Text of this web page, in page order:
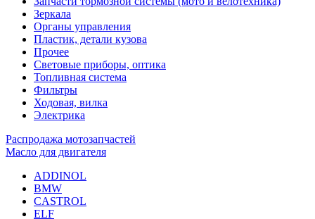
Зеркала
Органы управления
Пластик, детали кузова
Прочее
Световые приборы, оптика
Топливная система
Фильтры
Ходовая, вилка
Электрика
Распродажа мотозапчастей
Масло для двигателя
ADDINOL
BMW
CASTROL
ELF